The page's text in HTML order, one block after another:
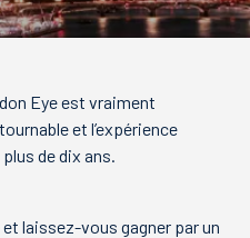
Eye est vraiment
et l’expérience
de dix ans.
laissez-vous gagner par un